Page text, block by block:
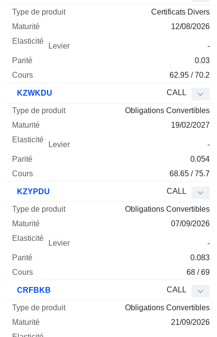
Certificats Divers
12/08/2026
-
0.03
62.95 / 70.2
KZWKDU CALL
Obligations Convertibles
19/02/2027
-
0.054
68.65 / 75.7
KZYPDU CALL
Obligations Convertibles
07/09/2026
-
0.083
68 / 69
CRFBKB CALL
Obligations Convertibles
21/09/2026